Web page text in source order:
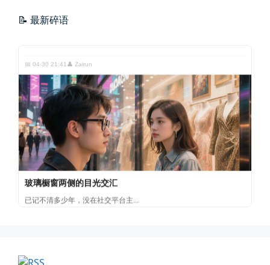
📝 最新碎语
晚上出门散步，抬头看月亮很圆，...
玻璃橱窗两侧的目光交汇
已记不清多少年，没在社交平台主...
📅 04-30 07:47 👤 Zairun